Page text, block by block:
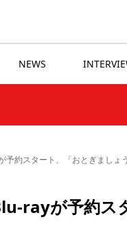
NEWS
約スタート、「おとぎましょ
rayが予約ス